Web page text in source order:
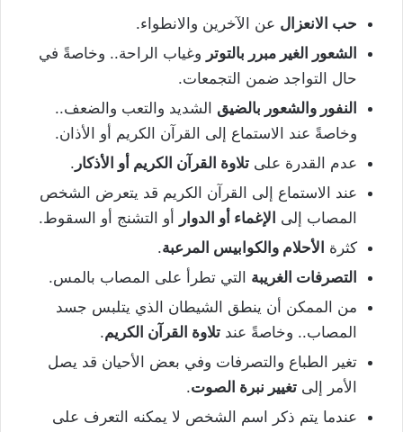
حب الانعزال عن الآخرين والانطواء.
الشعور الغير مبرر بالتوتر وغياب الراحة.. وخاصةً في
حال التواجد ضمن التجمعات.
النفور والشعور بالضيق الشديد والتعب والضعف..
وخاصةً عند الاستماع إلى القرآن الكريم أو الأذان.
عدم القدرة على تلاوة القرآن الكريم أو الأذكار .
عند الاستماع إلى القرآن الكريم قد يتعرض الشخص
المصاب إلى الإغماء أو الدوار
أو التشنج أو السقوط.
كثرة الأحلام والكوابيس المرعبة.
التصرفات الغريبة التي تطرأ على المصاب بالمس.
من الممكن أن ينطق الشيطان الذي يتلبس جسد
المصاب.. وخاصةً عند تلاوة القرآن الكريم.
تغير الطباع والتصرفات وفي بعض الأحيان قد يصل
الأمر إلى تغيير نبرة الصوت.
عندما يتم ذكر اسم الشخص لا يمكنه التعرف على